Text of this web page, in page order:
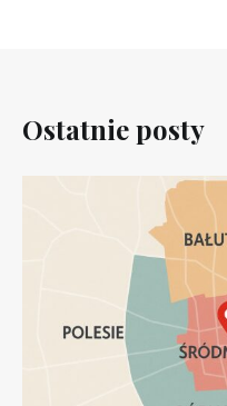
Ostatnie posty